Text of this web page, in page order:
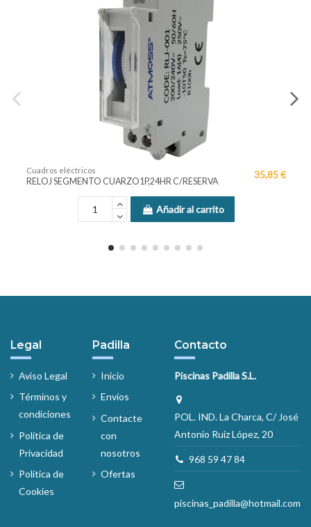
CUARZO1P,24HR C/RESERVA
35,85 €
Añadir al carrito
Cuadros
CUADRO
Legal
Aviso Legal
Términos y
condiciones
Política de
Privacidad
Política de
Cookies
Padilla
Inicio
Envíos
Contacte
con
nosotros
Ofertas
Contacto
Piscinas Padilla S.L.
POL. IND. La Charca, C/ José
Antonio Ruiz López, 20
968 59 47 84
piscinas_padilla@hotmail.com